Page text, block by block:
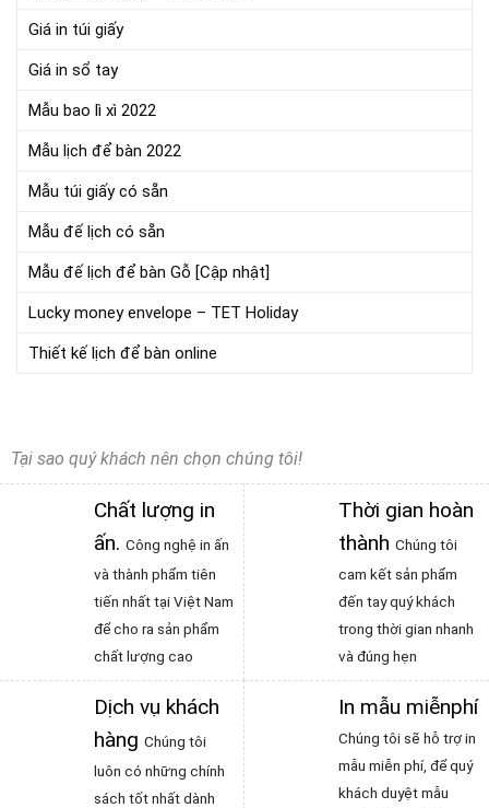
Giá in túi giấy
Giá in sổ tay
Mẫu bao lì xì 2022
Mẫu lịch để bàn 2022
Mẫu túi giấy có sẵn
Mẫu đế lịch có sẵn
Mẫu đế lịch để bàn Gỗ [Cập nhật]
Lucky money envelope – TET Holiday
Thiết kế lịch để bàn online
Tại sao quý khách nên chọn chúng tôi!
Chất lượng in
ấn. Công nghệ in ấn
và thành phẩm tiên
tiến nhất tại Việt Nam
để cho ra sản phẩm
chất lượng cao
Thời gian hoàn
thành Chúng tôi
cam kết sản phẩm
đến tay quý khách
trong thời gian nhanh
và đúng hẹn
Dịch vụ khách
hàng Chúng tôi
luôn có những chính
sách tốt nhất dành
In mẫu miễnphí
Chúng tôi sẽ hỗ trợ in
mẫu miễn phí, để quý
khách duyệt mẫu